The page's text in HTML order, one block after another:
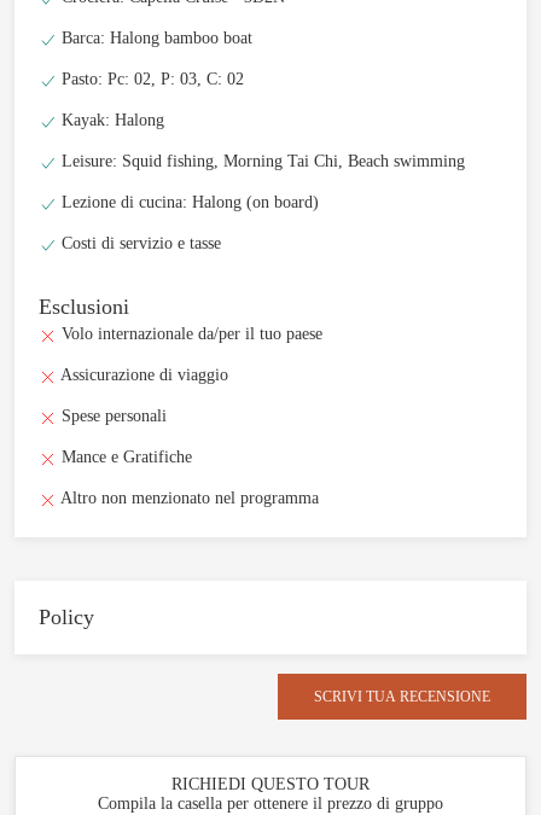
Barca: Halong bamboo boat
Pasto: Pc: 02, P: 03, C: 02
Kayak: Halong
Leisure: Squid fishing, Morning Tai Chi, Beach swimming
Lezione di cucina: Halong (on board)
Costi di servizio e tasse
Esclusioni
Volo internazionale da/per il tuo paese
Assicurazione di viaggio
Spese personali
Mance e Gratifiche
Altro non menzionato nel programma
Policy
SCRIVI TUA RECENSIONE
RICHIEDI QUESTO TOUR
Compila la casella per ottenere il prezzo di gruppo